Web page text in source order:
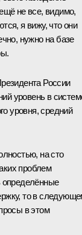
не все, видимо,
я вижу, что они
нужно на базе
России
уровень в
уровня, средний
на сто
проблем
определённые
то в
в этом